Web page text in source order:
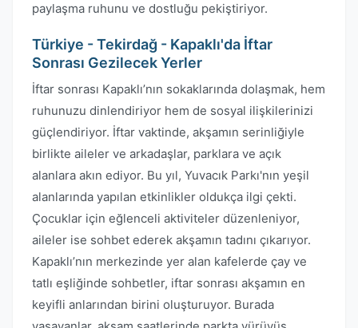
paylaşma ruhunu ve dostluğu pekiştiriyor.
Türkiye - Tekirdağ - Kapaklı'da İftar
Sonrası Gezilecek Yerler
İftar sonrası Kapaklı’nın sokaklarında dolaşmak, hem
ruhunuzu dinlendiriyor hem de sosyal ilişkilerinizi
güçlendiriyor. İftar vaktinde, akşamın serinliğiyle
birlikte aileler ve arkadaşlar, parklara ve açık
alanlara akın ediyor. Bu yıl, Yuvacık Parkı'nın yeşil
alanlarında yapılan etkinlikler oldukça ilgi çekti.
Çocuklar için eğlenceli aktiviteler düzenleniyor,
aileler ise sohbet ederek akşamın tadını çıkarıyor.
Kapaklı’nın merkezinde yer alan kafelerde çay ve
tatlı eşliğinde sohbetler, iftar sonrası akşamın en
keyifli anlarından birini oluşturuyor. Burada